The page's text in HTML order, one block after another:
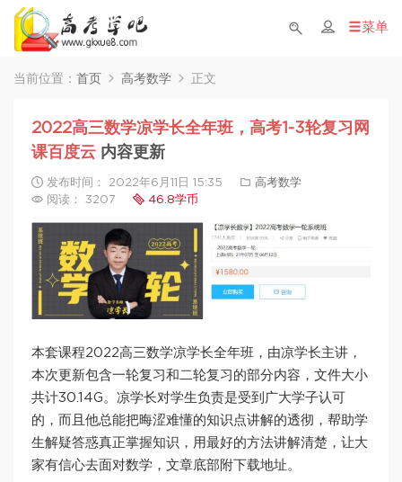
菜单
当前位置： 首页 高考数学 正文
2022高三数学凉学长全年班，高考1-3轮复习网
课百度云 内容更新
发布时间： 2022年6月11日 15:35
高考数学
阅读： 3207
46.8学币
本套课程2022高三数学凉学长全年班，由凉学长主讲，
本次更新包含一轮复习和二轮复习的部分内容，文件大小
共计30.14G。凉学长对学生负责是受到广大学子认可
的，而且他总能把晦涩难懂的知识点讲解的透彻，帮助学
生解疑答惑真正掌握知识，用最好的方法讲解清楚，让大
家有信心去面对数学，文章底部附下载地址。